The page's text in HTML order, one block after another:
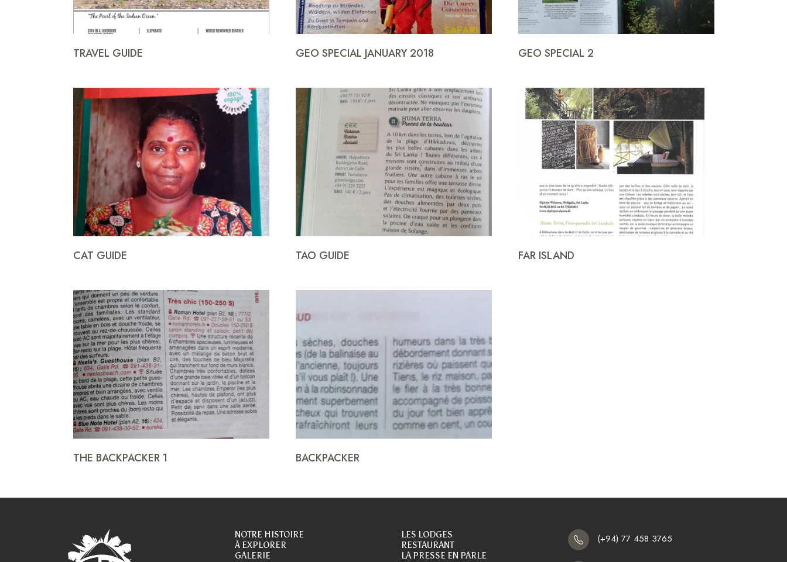
TRAVEL GUIDE GEO SPECIAL JANUARY 2018 GEO SPECIAL 2
CAT GUIDE TAO GUIDE FAR ISLAND
THE BACKPACKER 1 BACKPACKER
NOTRE HISTOIRE
LES LODGES
À EXPLORER
RESTAURANT
GALERIE
LA PRESSE EN PARLE
(+94) 77 458 3765